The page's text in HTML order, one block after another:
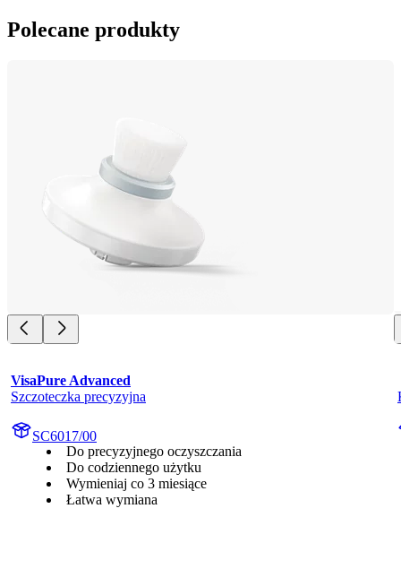
Polecane produkty
VisaPure Advanced
Szczoteczka precyzyjna
SC6017/00
Do precyzyjnego oczyszczania
Do codziennego użytku
Wymieniaj co 3 miesiące
Łatwa wymiana